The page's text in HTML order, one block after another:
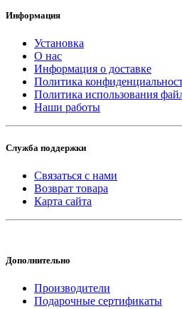
Информация
Установка
О нас
Информация о доставке
Политика
Политика использования
Наши работы
Служба поддержки
Связаться с нами
Возврат товара
Карта сайта
Дополнительно
Производители
Подарочные сертификаты